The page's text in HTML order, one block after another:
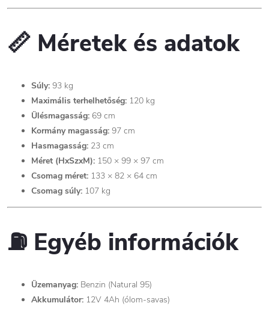
📏 Méretek és adatok
Súly: 93 kg
Maximális terhelhetőség: 120 kg
Ülésmagasság: 69 cm
Kormány magasság: 97 cm
Hasmagasság: 23 cm
Méret (HxSzxM): 150 × 99 × 97 cm
Csomag méret: 133 × 82 × 64 cm
Csomag súly: 107 kg
⛽ Egyéb információk
Üzemanyag: Benzin (Natural 95)
Akkumulátor: 12V 4Ah (ólom-savas)